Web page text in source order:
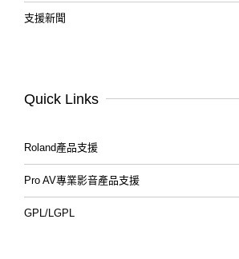
支援新聞
Quick Links
Roland產品支援
Pro AV專業影音產品支援
GPL/LGPL